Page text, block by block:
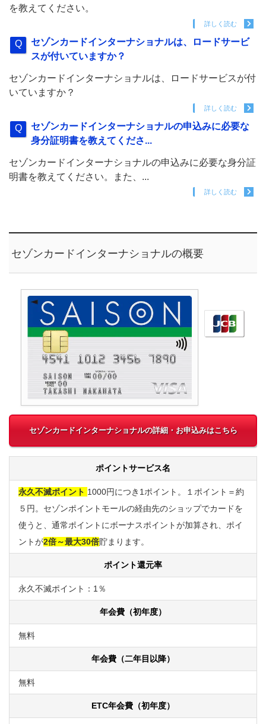
を教えてください。
詳しく読む
セゾンカードインターナショナルは、ロードサービ
スが付いていますか？
セゾンカードインターナショナルは、ロードサービスが付
いていますか？
詳しく読む
セゾンカードインターナショナルの申込みに必要な
身分証明書を教えてくださ...
セゾンカードインターナショナルの申込みに必要な身分証
明書を教えてください。また、...
詳しく読む
セゾンカードインターナショナルの概要
セゾンカードインターナショナルの詳細・お申込みはこちら
ポイントサービス名
永久不滅ポイント 1000円につき1ポイント。１ポイント＝約
５円。セゾンポイントモールの経由先のショップでカードを
使うと、通常ポイントにボーナスポイントが加算され、ポイ
ントが2倍～最大30倍貯まります。
ポイント還元率
永久不滅ポイント：1％
年会費（初年度）
無料
年会費（二年目以降）
無料
ETC年会費（初年度）